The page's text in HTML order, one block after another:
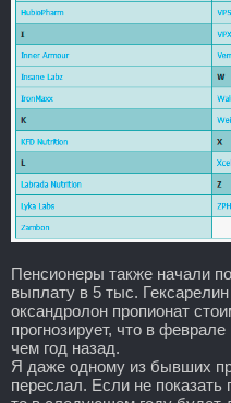
Пенсионеры также начали
выплату в 5 тыс.
оксандролон пропионат
прогнозирует, что в
чем год назад.
Я даже одному из бывших
переслал. Если не